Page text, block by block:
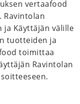
vertaafood
Ravintolan
ja Käyttäjän välille
tuotteiden ja
toimittaa
Ravintolan